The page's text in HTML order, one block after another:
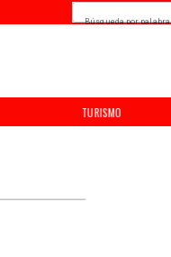
TURISMO
Búsqueda por palabra